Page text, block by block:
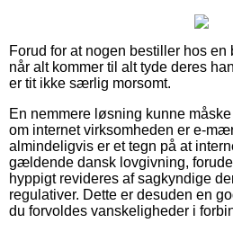
Forud for at nogen bestiller hos en
når alt kommer til alt tyde deres
er tit ikke særlig morsomt.
En nemmere løsning kunne
om internet virksomheden er e-
almindeligvis er et tegn på at
gældende dansk lovgivning,
hyppigt revideres af sagkyndige
regulativer. Dette er desuden en
du forvoldes vanskeligheder i